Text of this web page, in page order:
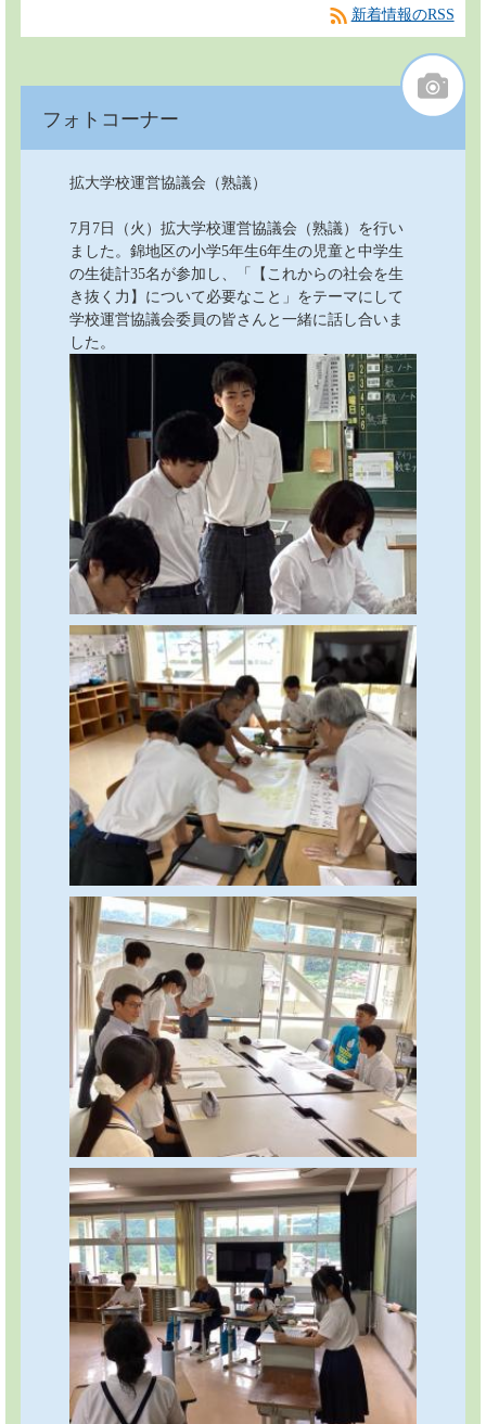
新着情報のRSS
フォトコーナー
拡大学校運営協議会（熟議）
7月7日（火）拡大学校運営協議会（熟議）を行い
ました。錦地区の小学5年生6年生の児童と中学生
の生徒計35名が参加し、「【これからの社会を生
き抜く力】について必要なこと」をテーマにして
学校運営協議会委員の皆さんと一緒に話し合いま
した。